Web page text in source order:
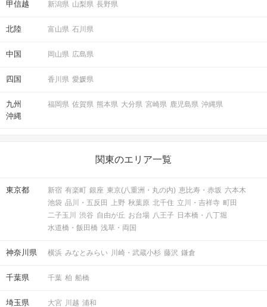
階段を上り、地上に出てください。
甲信越 新潟県 山梨県 長野県
北陸 富山県 石川県
中国 岡山県 広島県
四国 香川県 愛媛県
九州
沖縄
福岡県 佐賀県 熊本県 大分県 宮崎県 鹿児島県 沖縄県
関東のエリア一覧
東京都 新宿 有楽町 銀座 東京(八重洲・丸の内) 恵比寿・赤坂 六本木
池袋 品川・五反田 上野 秋葉原 北千住 立川・吉祥寺 町田
二子玉川
渋谷 自由が丘 お台場 八王子 日本橋・八丁堀
水道橋・飯田橋 浅草・両国
神奈川県 横浜 みなとみらい 川崎・武蔵小杉 藤沢 鎌倉
千葉県 千葉 柏 船橋
埼玉県 大宮 川越 浦和